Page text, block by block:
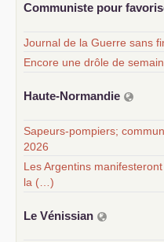
Communiste pour
Journal de la Guerre sans
Encore une drôle de
Haute-Normandie
Sapeurs-pompiers;
2026
Les Argentins
la (…)
Le Vénissian